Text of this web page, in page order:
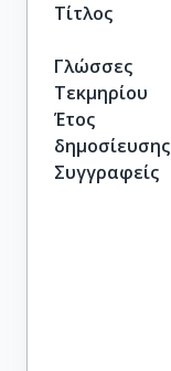
Τίτλος
Γλώσσες
Τεκμηρίου
Έτος
δημοσίευσης
Συγγραφείς